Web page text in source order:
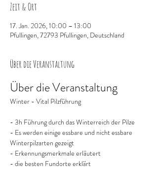
Zeit & Ort
17. Jan. 2026, 10:00 – 13:00
Pfullingen, 72793 Pfullingen, Deutschland
Über die Veranstaltung
Über die Veranstaltung
Winter - Vital Pilzführung
- 3h Führung durch das Winterreich der Pilze
- Es werden einige essbare und nicht essbare
Winterpilzarten gezeigt
- Erkennungsmerkmale erläutert
- die besten Fundorte erklärt